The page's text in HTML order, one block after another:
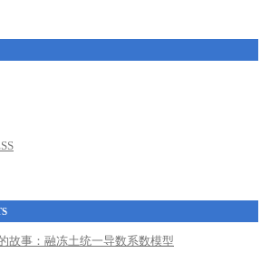
故事：融冻土统一导数系数模型